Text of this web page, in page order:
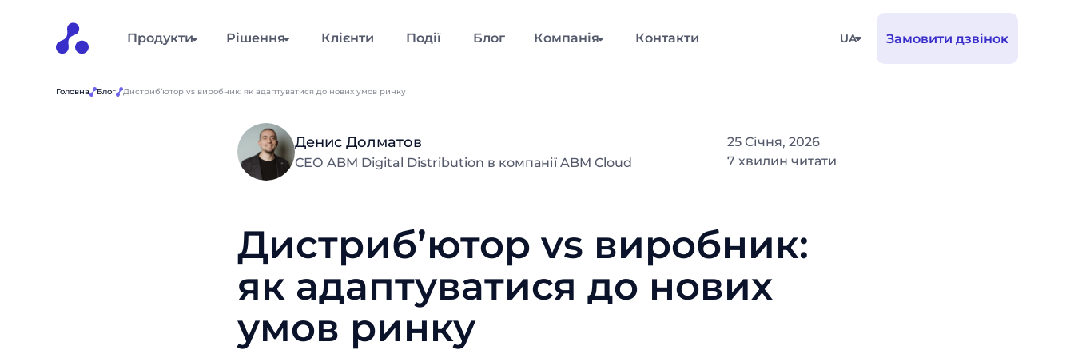
UA Замовити дзвінок
Продукти Рішення Клієнти Події Блог Компанія Контакти
Головна Блог Дистриб’ютор vs виробник: як адаптуватися до нових умов ринку
Денис Долматов
СЕО ABM Digital Distribution в компанії ABM Cloud
25 Січня, 2026
7 хвилин читати
Дистриб’ютор vs виробник:
як адаптуватися до нових
умов ринку